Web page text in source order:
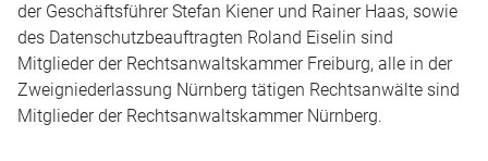
der Geschäftsführer Stefan Kiener und Rainer Haas, sowie
des Datenschutzbeauftragten Roland Eiselin sind
Mitglieder der Rechtsanwaltskammer Freiburg, alle in der
Zweigniederlassung Nürnberg tätigen Rechtsanwälte sind
Mitglieder der Rechtsanwaltskammer Nürnberg.